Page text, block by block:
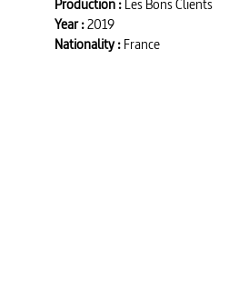
Production :Les Bons Clients
Year :2019
Nationality :France